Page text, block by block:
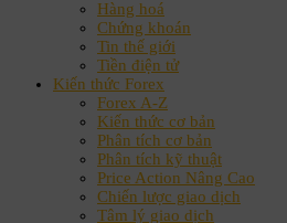
Hàng hoá
Chứng khoán
Tin thế giới
Tiền điện tử
Kiến thức Forex
Forex A-Z
Kiến thức cơ bản
Phân tích cơ bản
Phân tích kỹ thuật
Price Action Nâng Cao
Chiến lược giao dịch
Tâm lý giao dịch